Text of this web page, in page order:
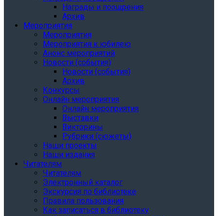
Награды и поощрения
Архив
Мероприятия
Мероприятия
Мероприятия к юбилею
Анонс мероприятий
Новости (события)
Новости (события)
Архив
Конкурсы
Онлайн мероприятия
Онлайн мероприятия
Выставки
Викторины
Рубрики (сюжеты)
Наши проекты
Наши издания
Читателям
Читателям
Электронный каталог
Экскурсия по библиотеке
Правила пользования
Как записаться в библиотеку